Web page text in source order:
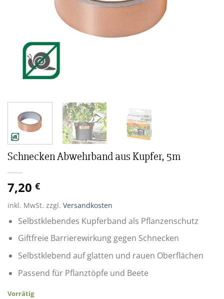
Schnecken Abwehrband aus Kupfer, 5m
7,20 €
inkl. MwSt. zzgl. Versandkosten
Selbstklebendes Kupferband als Pflanzenschutz
Giftfreie Barrierewirkung gegen Schnecken
Selbstklebend auf glatten und rauen Oberflächen
Passend für Pflanztöpfe und Beete
Vorrätig